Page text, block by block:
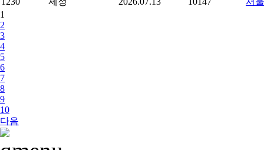
1
2
3
4
5
6
7
8
9
10
다음